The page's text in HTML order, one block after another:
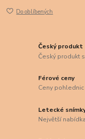
Do oblíbených
Český produkt
Český produkt
Férové ceny
Ceny
Letecké
Největší